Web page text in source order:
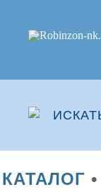
КАТАЛОГ •